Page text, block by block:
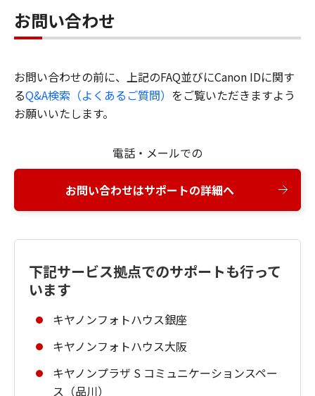
お問い合わせ
お問い合わせの前に、上記のFAQ並びにCanon IDに関す
るQ&A検索（よくあるご質問） をご覧いただきますよう
お願いいたします。
電話・メールでの
お問い合わせはサポートの詳細へ
下記サービス拠点でのサポートも行って
います
キヤノンフォトハウス銀座
キヤノンフォトハウス大阪
キヤノンプラザ S コミュニケーションスペー
ス（品川）